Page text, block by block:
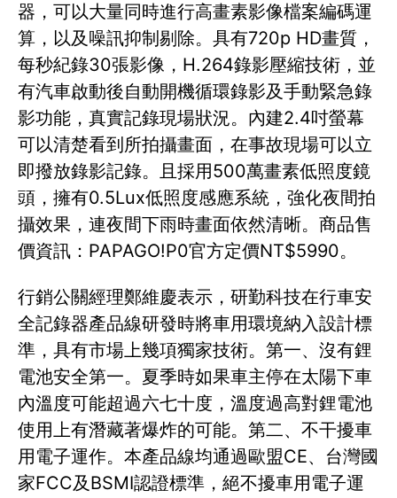
器，可以大量同時進行高畫素影像檔案編碼運
算，以及噪訊抑制剔除。具有720p HD畫質，
每秒紀錄30張影像，H.264錄影壓縮技術，並
有汽車啟動後自動開機循環錄影及手動緊急錄
影功能，真實記錄現場狀況。內建2.4吋螢幕
可以清楚看到所拍攝畫面，在事故現場可以立
即撥放錄影記錄。且採用500萬畫素低照度鏡
頭，擁有0.5Lux低照度感應系統，強化夜間拍
攝效果，連夜間下雨時畫面依然清晰。商品售
價資訊：PAPAGO!P0官方定價NT$5990。
行銷公關經理鄭維慶表示，研勤科技在行車安
全記錄器產品線研發時將車用環境納入設計標
準，具有市場上幾項獨家技術。第一、沒有鋰
電池安全第一。夏季時如果車主停在太陽下車
內溫度可能超過六七十度，溫度過高對鋰電池
使用上有潛藏著爆炸的可能。第二、不干擾車
用電子運作。本產品線均通過歐盟CE、台灣國
家FCC及BSMI認證標準，絕不擾車用電子運